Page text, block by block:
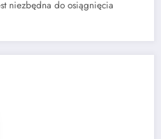
niezbędna do osiągnięcia